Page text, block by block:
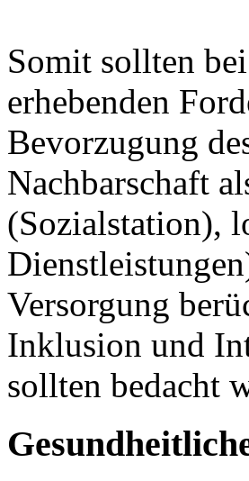
Somit sollten
erhebenden
Bevorzugung
Nachbarschaft
(Sozialstation),
Versorgung
Inklusion und
sollten bedacht